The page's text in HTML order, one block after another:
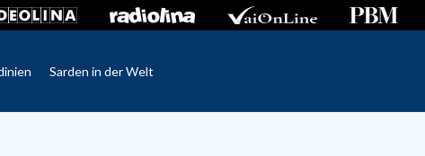
Sarden in der Welt